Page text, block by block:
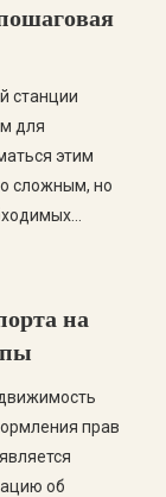
станции
для
этим
сложным, но
на
прав
об